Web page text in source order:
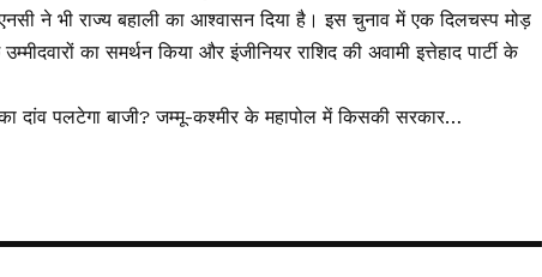
ने भी राज्य बहाली का आश्वासन दिया है। इस चुनाव में एक दिलचस्प मोड़
का समर्थन किया और इंजीनियर राशिद की अवामी इत्तेहाद पार्टी के
दांव पलटेगा बाजी? जम्मू-कश्मीर के महापोल में किसकी सरकार…